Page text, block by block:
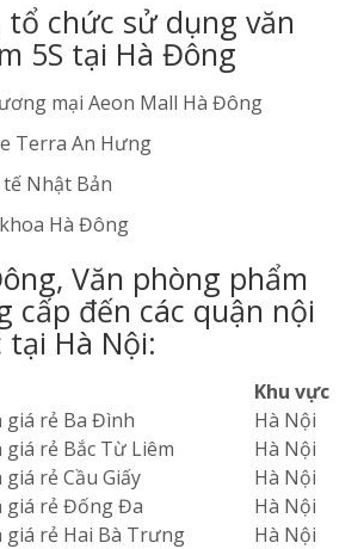
tổ chức sử dụng văn
5S tại Hà Đông
mại Aeon Mall Hà Đông
Terra An Hưng
Nhật Bản
Hà Đông
Văn phòng phẩm
cấp đến các quận nội
Hà Nội:
Khu vực
giá rẻ Ba Đình
Hà Nội
rẻ Bắc Từ Liêm
Hà Nội
rẻ Cầu Giấy
Hà Nội
giá rẻ Đống Đa
Hà Nội
giá rẻ Hai Bà Trưng
Hà Nội